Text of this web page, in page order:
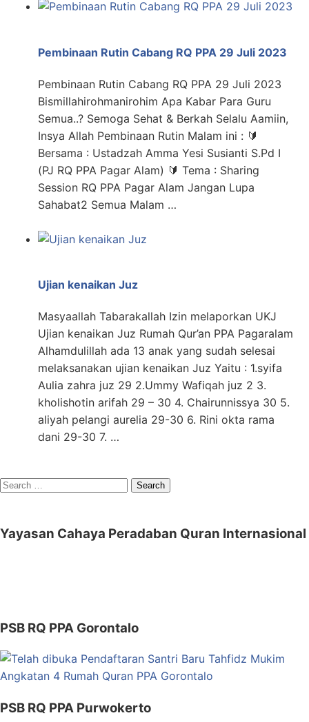
Pembinaan Rutin Cabang RQ PPA 29 Juli 2023
Pembinaan Rutin Cabang RQ PPA 29 Juli 2023
Bismillahirohmanirohim Apa Kabar Para Guru
Semua..? Semoga Sehat & Berkah Selalu Aamiin,
Insya Allah Pembinaan Rutin Malam ini : 🔰
Bersama : Ustadzah Amma Yesi Susianti S.Pd I
(PJ RQ PPA Pagar Alam) 🔰 Tema : Sharing
Session RQ PPA Pagar Alam Jangan Lupa
Sahabat2 Semua Malam …
Ujian kenaikan Juz
Masyaallah Tabarakallah Izin melaporkan UKJ
Ujian kenaikan Juz Rumah Qur’an PPA Pagaralam
Alhamdulillah ada 13 anak yang sudah selesai
melaksanakan ujian kenaikan Juz Yaitu : 1.syifa
Aulia zahra juz 29 2.Ummy Wafiqah juz 2 3.
kholishotin arifah 29 – 30 4. Chairunnissya 30 5.
aliyah pelangi aurelia 29-30 6. Rini okta rama
dani 29-30 7. …
Search
Yayasan Cahaya Peradaban Quran Internasional
PSB RQ PPA Gorontalo
PSB RQ PPA Purwokerto